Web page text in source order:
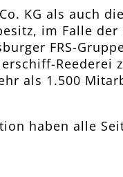
KG als auch
im Falle der
FRS-
Reederei
als 1.500
haben alle